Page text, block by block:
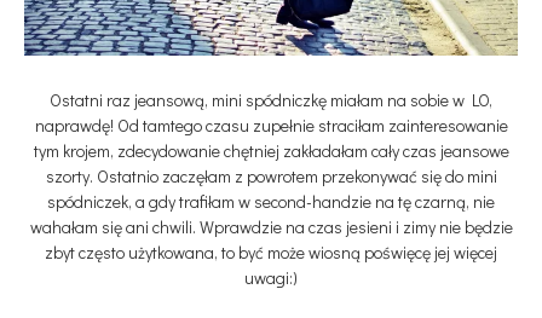
Ostatni raz jeansową, mini spódniczkę miałam na sobie w LO,
naprawdę! Od tamtego czasu zupełnie straciłam zainteresowanie
tym krojem, zdecydowanie chętniej zakładałam cały czas jeansowe
szorty. Ostatnio zaczęłam z powrotem przekonywać się do mini
spódniczek, a gdy trafiłam w second-handzie na tę czarną, nie
wahałam się ani chwili. Wprawdzie na czas jesieni i zimy nie będzie
zbyt często użytkowana, to być może wiosną poświęcę jej więcej
uwagi:)